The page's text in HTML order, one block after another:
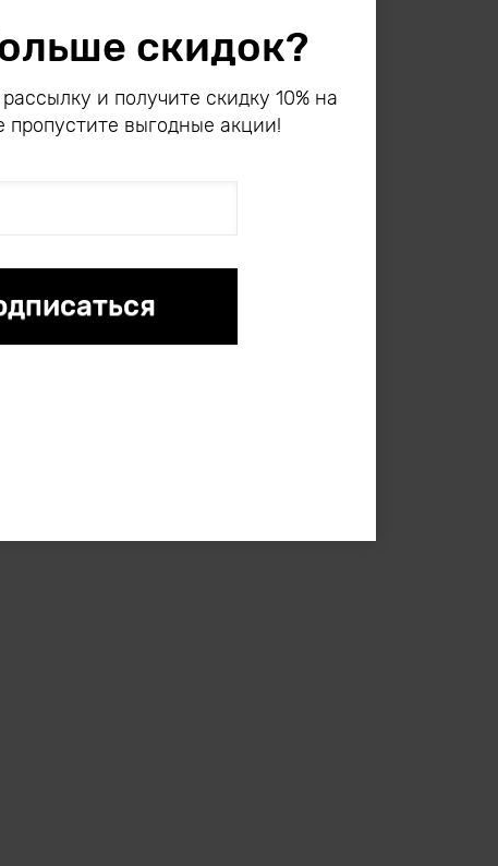
скидок?
и получите скидку 10% на
пропустите выгодные акции!